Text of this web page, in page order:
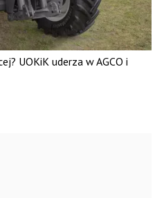
UOKiK uderza w AGCO i